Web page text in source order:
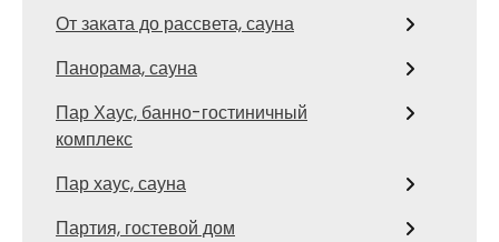
От заката до рассвета, сауна
Панорама, сауна
Пар Хаус, банно-гостиничный
комплекс
Пар хаус, сауна
Партия, гостевой дом